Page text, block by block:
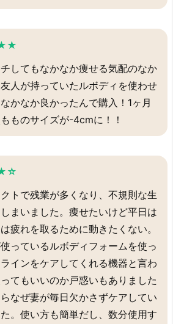
してもなかなか痩せる気配のなか
人が持っていたルボディを使わせ
かなか良かったんで購入！1ヶ月
ものサイズが-4cmに！！
トで残業が多くなり、不規則な生
まいました。痩せたいけど平日は
疲れを取るために動きたくない。
っているルボディフォームを使っ
インをケアしてくれる機器と言わ
てもいいのか戸惑いもありました
なぜ妻が毎日欠かさずケアしてい
。使い方も簡単だし、数分使用す